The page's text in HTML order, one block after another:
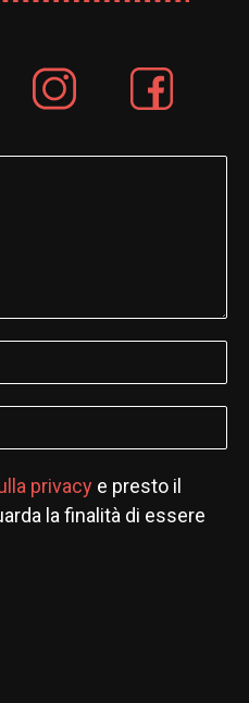
privacy e presto il
la finalità di essere